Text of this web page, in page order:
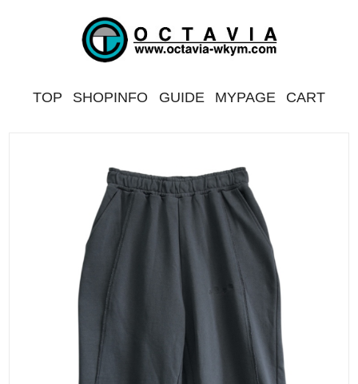
TOP SHOPINFO GUIDE MYPAGE CART